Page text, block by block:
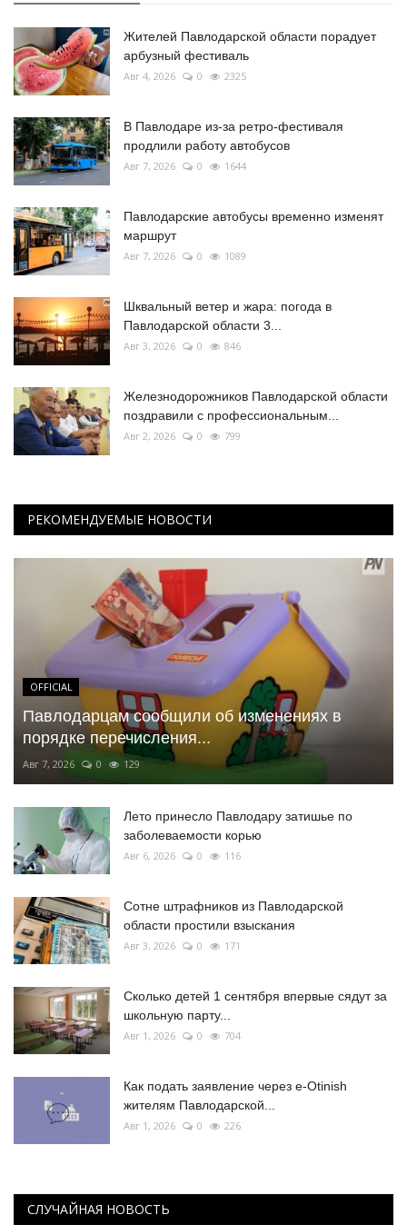
Жителей Павлодарской области порадует
арбузный фестиваль
Авг 4, 2026 0 2325
В Павлодаре из-за ретро-фестиваля
продлили работу автобусов
Авг 7, 2026 0 1644
Павлодарские автобусы временно изменят
маршрут
Авг 7, 2026 0 1089
Шквальный ветер и жара: погода в
Павлодарской области 3...
Авг 3, 2026 0 846
Железнодорожников Павлодарской области
поздравили с профессиональным...
Авг 2, 2026 0 799
РЕКОМЕНДУЕМЫЕ НОВОСТИ
OFFICIAL
Павлодарцам сообщили об изменениях в
порядке перечисления...
Авг 7, 2026 0 129
Лето принесло Павлодару затишье по
заболеваемости корью
Авг 6, 2026 0 116
Сотне штрафников из Павлодарской
области простили взыскания
Авг 3, 2026 0 171
Сколько детей 1 сентября впервые сядут за
школьную парту...
Авг 1, 2026 0 704
Как подать заявление через e-Otinish
жителям Павлодарской...
Авг 1, 2026 0 226
СЛУЧАЙНАЯ НОВОСТЬ